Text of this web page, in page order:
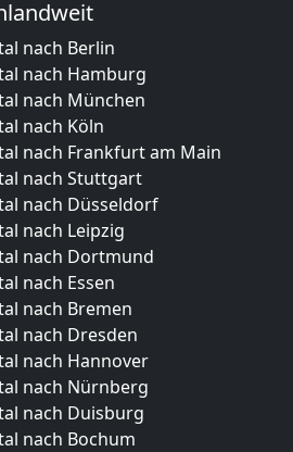
nach Berlin
nach Hamburg
nach München
nach Köln
nach Frankfurt am Main
nach Stuttgart
nach Düsseldorf
nach Leipzig
nach Dortmund
nach Essen
nach Bremen
nach Dresden
nach Hannover
nach Nürnberg
nach Duisburg
nach Bochum